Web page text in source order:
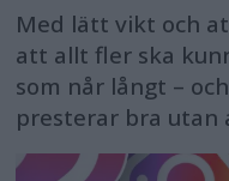
Med lätt vikt och
att allt fler ska
som når långt –
presterar bra utan